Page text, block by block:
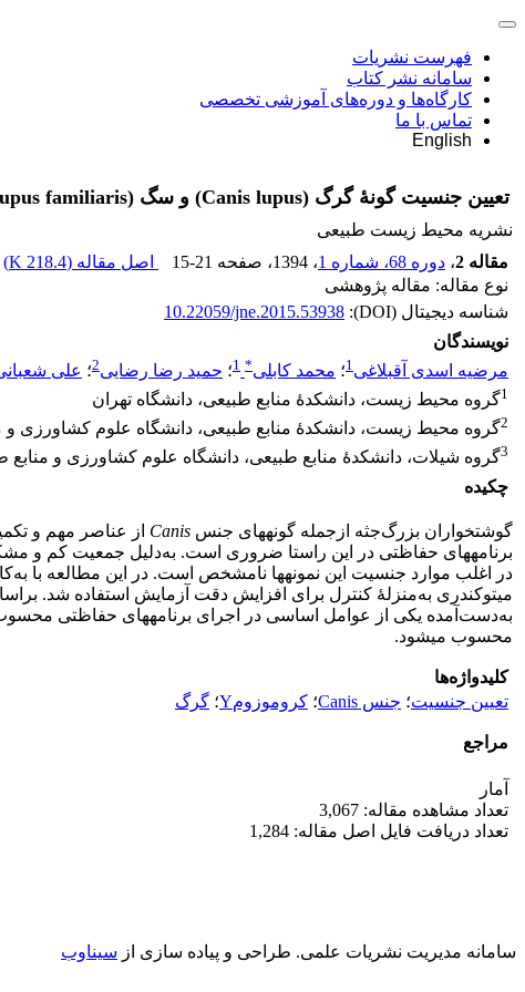
فهرست نشریات
سامانه نشر کتاب
کارگاه‌ها و دوره‌های آموزشی تخصصی
تماس با ما
English
تعیین جنسیت گونۀ گرگ (Canis lupus) و سگ (Canis lupus familiaris) با استفاده از نشانگرهای ریزماهواره کروموزوم Y
نشریه محیط زیست طبیعی
مقاله 2
، دوره 68، شماره 1 ، 1394 ، صفحه 15-21 اصل مقاله (218.4 K
)
نوع مقاله: مقاله پژوهشی
شناسه دیجیتال (DOI):
10.22059/jne.2015.53938
نویسندگان
مرضیه اسدی آقبلاغی1؛ محمد کابلی*
1؛ حمید رضا رضایی2؛ علی
1گروه محیط زیست، دانشکدۀ منابع طبیعی، دانشگاه تهران
2گروه محیط زیست، دانشکدۀ منابع طبیعی، دانشگاه علوم کشاورزی و
3گروه شیلات، دانشکدۀ منابع طبیعی، دانشگاه علوم کشاورزی و منابع
چکیده
گوشتخواران بزرگ‌جثه از‌جمله گونه‏های جنس Canis از عناصر مهم و
برنامه‏های حفاظتی در این راستا ضروری است. به‌دلیل جمعیت کم و
به‌دست‌آمده یکی از عوامل اساسی در اجرای برنامه‏های حفاظتی
محسوب می‏شود.
کلیدواژه‌ها
تعیین جنسیت‌؛ جنس Canis ؛ کروموزومY‌ ؛ گرگ
مراجع
آمار
تعداد مشاهده مقاله: 3,067
تعداد دریافت فایل اصل مقاله: 1,284
سامانه مدیریت نشریات علمی. طراحی و پیاده سازی از سیناوب